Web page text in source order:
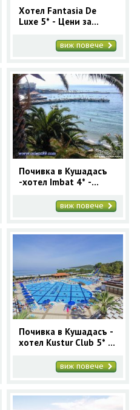
Хотел Fantasia De
Luxe 5* - Цени за
Кушадасъвиж повече
Почивка в Кушадасъ
-хотел Imbat 4* -
виж повече
Почивка в Кушадасъ -
хотел Kustur Club 5* -
виж повече